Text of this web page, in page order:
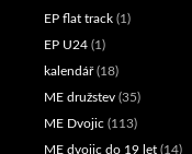
EP flat track (1)
EP U24 (1)
kalendář(18)
ME družstev (35)
ME Dvojic (113)
ME dvojic do 19 let (14)